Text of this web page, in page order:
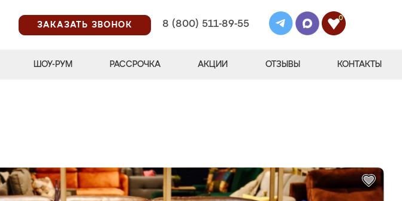
ЗАКАЗАТЬ ЗВОНОК
8 (800) 511-89-55
0
ШОУ-РУМ РАССРОЧКА АКЦИИ ОТЗЫВЫ КОНТАКТЫ